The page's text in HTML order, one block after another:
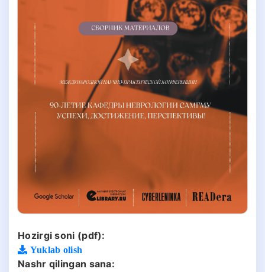
Hozirgi soni (pdf):
Yuklab olish
Nashr qilingan sana: